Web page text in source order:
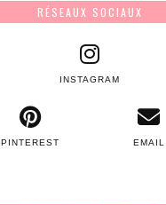
RÉSEAUX SOCIAUX
INSTAGRAM
PINTEREST EMAIL